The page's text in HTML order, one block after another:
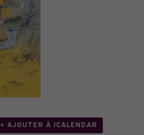
+ AJOUTER À ICALENDAR